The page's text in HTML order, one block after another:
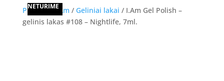
Pradžia/I.Am / Geliniai lakai / I.Am Gel Polish –
gelinis lakas #108 – Nightlife, 7ml.
NETURIME